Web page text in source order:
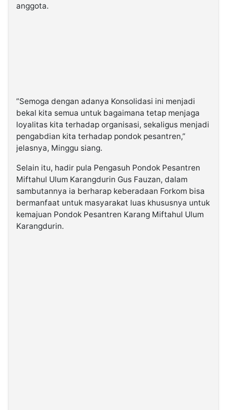
anggota.
”Semoga dengan adanya Konsolidasi ini menjadi
bekal kita semua untuk bagaimana tetap menjaga
loyalitas kita terhadap organisasi, sekaligus menjadi
pengabdian kita terhadap pondok pesantren,”
jelasnya, Minggu siang.
Selain itu, hadir pula Pengasuh Pondok Pesantren
Miftahul Ulum Karangdurin Gus Fauzan, dalam
sambutannya ia berharap keberadaan Forkom bisa
bermanfaat untuk masyarakat luas khususnya untuk
kemajuan Pondok Pesantren Karang Miftahul Ulum
Karangdurin.